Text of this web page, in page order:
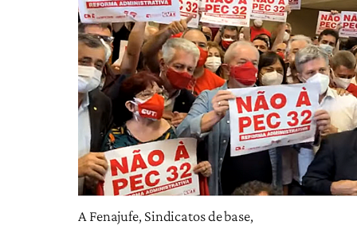
A Fenajufe, Sindicatos de base,